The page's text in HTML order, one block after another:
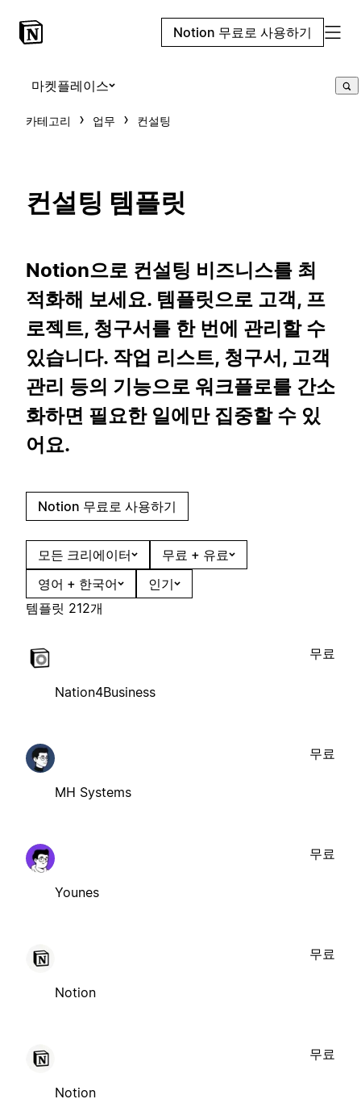
Notion 무료로 사용하기
마켓플레이스
카테고리 업무 컨설팅
컨설팅 템플릿
Notion으로 컨설팅 비즈니스를 최
적화해 보세요. 템플릿으로 고객, 프
로젝트, 청구서를 한 번에 관리할 수
있습니다. 작업 리스트, 청구서, 고객
관리 등의 기능으로 워크플로를 간소
화하면 필요한 일에만 집중할 수 있
어요.
Notion 무료로 사용하기
모든 크리에이터
무료 + 유료
영어 + 한국어
인기
템플릿 212개
Nation4Business
무료
MH Systems
무료
Younes
무료
Notion
무료
Notion
무료